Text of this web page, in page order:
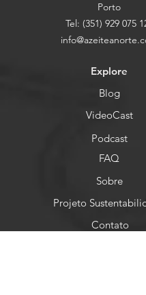
Porto
Tel: (351) 929 075
Explore
Blog
VideoCast
Podcast
FAQ
Sobre
Projeto
Contato